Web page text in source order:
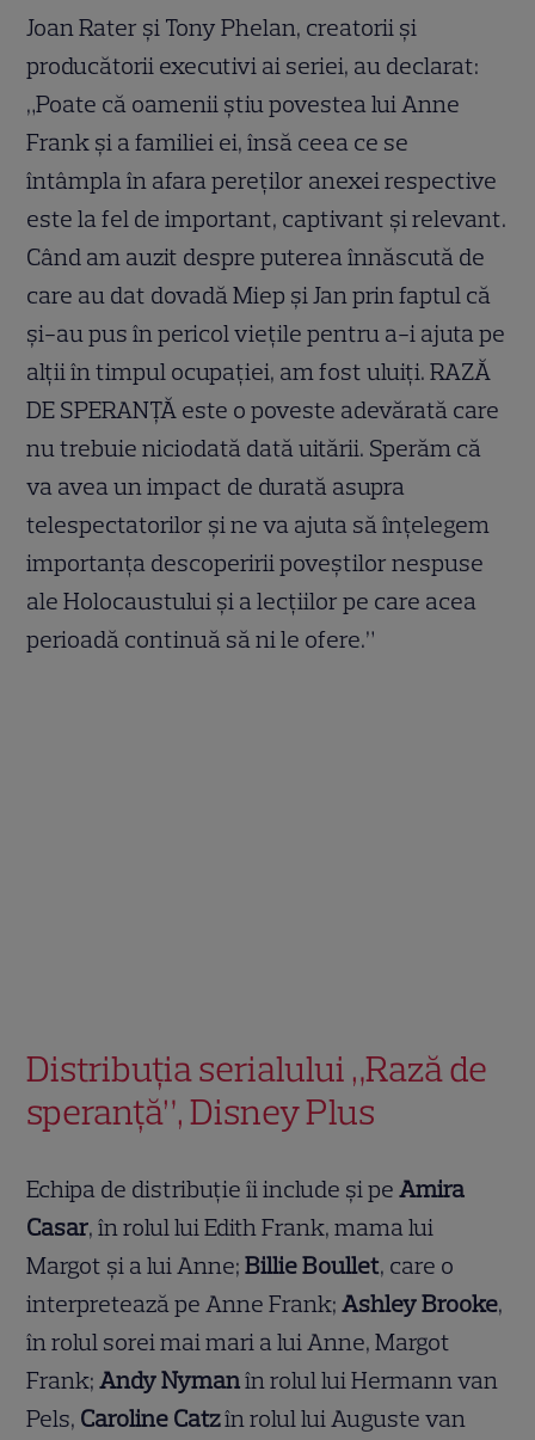
Joan Rater și Tony Phelan, creatorii și
producătorii executivi ai seriei, au declarat:
„Poate că oamenii știu povestea lui Anne
Frank și a familiei ei, însă ceea ce se
întâmpla în afara pereților anexei respective
este la fel de important, captivant și relevant.
Când am auzit despre puterea înnăscută de
care au dat dovadă Miep și Jan prin faptul că
și-au pus în pericol viețile pentru a-i ajuta pe
alții în timpul ocupației, am fost uluiți. RAZĂ
DE SPERANȚĂ este o poveste adevărată care
nu trebuie niciodată dată uitării. Sperăm că
va avea un impact de durată asupra
telespectatorilor și ne va ajuta să înțelegem
importanța descoperirii poveștilor nespuse
ale Holocaustului și a lecțiilor pe care acea
perioadă continuă să ni le ofere.”
Distribuția serialului „Rază de
speranță”, Disney Plus
Echipa de distribuție îi include și peAmira
Casar, în rolul lui Edith Frank, mama lui
Margot și a lui Anne;Billie Boullet, care o
interpretează pe Anne Frank;Ashley Brooke,
în rolul sorei mai mari a lui Anne, Margot
Frank;Andy Nymanîn rolul lui Hermann van
Pels, Caroline Catzîn rolul lui Auguste van